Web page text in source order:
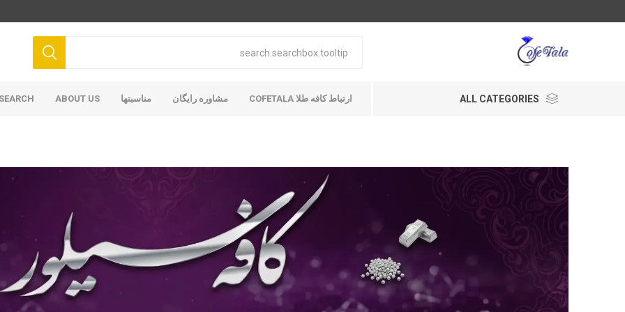
ALL CATEGORIES ارتباط کافه طلا COFETALA مشاوره رایگان مناسبتها ABOUT US
SEARCH